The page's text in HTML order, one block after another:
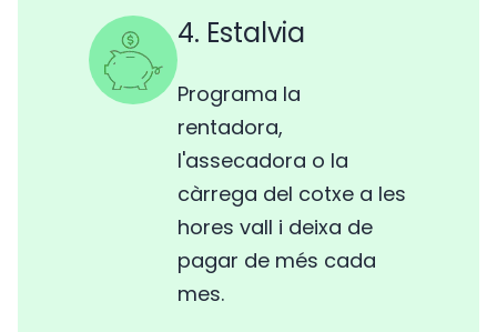
4. Estalvia
Programa la
rentadora,
l'assecadora o la
càrrega del cotxe a les
hores vall i deixa de
pagar de més cada
mes.